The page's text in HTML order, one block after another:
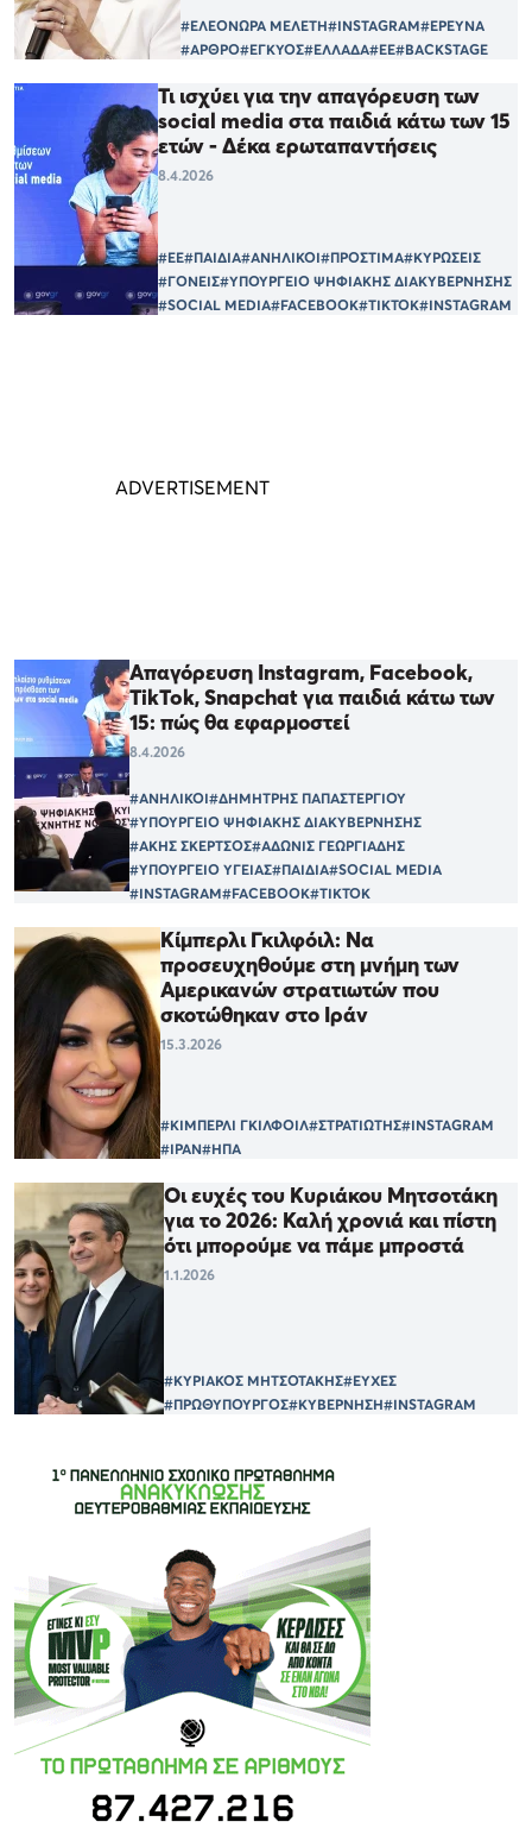
#ΕΛΕΟΝΩΡΑ ΜΕΛΕΤΗ#INSTAGRAM#ΕΡΕΥΝΑ
#ΑΡΘΡΟ#ΕΓΚΥΟΣ#ΕΛΛΑΔΑ#ΕΕ#BACKSTAGE
Τι ισχύει για την απαγόρευση των
social media στα παιδιά κάτω των 15
ετών - Δέκα ερωταπαντήσεις
8.4.2026
#ΕΕ#ΠΑΙΔΙΑ#ΑΝΗΛΙΚΟΙ#ΠΡΟΣΤΙΜΑ#ΚΥΡΩΣΕΙΣ
#ΓΟΝΕΙΣ#ΥΠΟΥΡΓΕΙΟ ΨΗΦΙΑΚΗΣ ΔΙΑΚΥΒΕΡΝΗΣΗΣ
#SOCIAL MEDIA#FACEBOOK#TIKTOK#INSTAGRAM
Απαγόρευση Ιnstagram, Facebook,
TikTok, Snapchat για παιδιά κάτω των
15: πώς θα εφαρμοστεί
8.4.2026
#ΑΝΗΛΙΚΟΙ#ΔΗΜΗΤΡΗΣ ΠΑΠΑΣΤΕΡΓΙΟΥ
#ΥΠΟΥΡΓΕΙΟ ΨΗΦΙΑΚΗΣ ΔΙΑΚΥΒΕΡΝΗΣΗΣ
#ΑΚΗΣ ΣΚΕΡΤΣΟΣ#ΑΔΩΝΙΣ ΓΕΩΡΓΙΑΔΗΣ
#ΥΠΟΥΡΓΕΙΟ ΥΓΕΙΑΣ#ΠΑΙΔΙΑ#SOCIAL MEDIA
#INSTAGRAM#FACEBOOK#TIKTOK
Κίμπερλι Γκιλφόιλ: Να
προσευχηθούμε στη μνήμη των
Αμερικανών στρατιωτών που
σκοτώθηκαν στο Ιράν
15.3.2026
#ΚΙΜΠΕΡΛΙ ΓΚΙΛΦΟΙΛ#ΣΤΡΑΤΙΩΤΗΣ#INSTAGRAM
#ΙΡΑΝ#ΗΠΑ
Οι ευχές του Κυριάκου Μητσοτάκη
για το 2026: Καλή χρονιά και πίστη
ότι μπορούμε να πάμε μπροστά
1.1.2026
#ΚΥΡΙΑΚΟΣ ΜΗΤΣΟΤΑΚΗΣ#ΕΥΧΕΣ
#ΠΡΩΘΥΠΟΥΡΓΟΣ#ΚΥΒΕΡΝΗΣΗ#INSTAGRAM